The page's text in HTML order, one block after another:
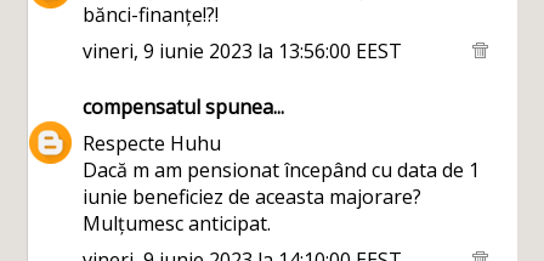
bănci-finanțe!?!
vineri, 9 iunie 2023 la 13:56:00 EEST
compensatulspunea...
Respecte Huhu
Dacă m am pensionat începând cu data de 1
iunie beneficiez de aceasta majorare?
Mulțumesc anticipat.